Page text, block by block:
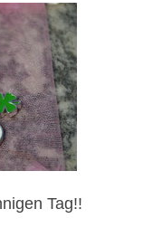
Tag!!